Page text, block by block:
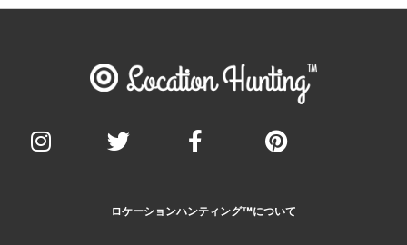
ロケーションハンティング™️について